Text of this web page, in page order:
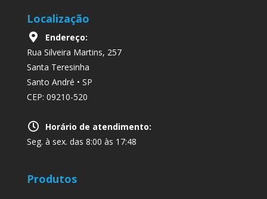
Localização
Endereço:
Rua Silveira Martins, 257
Santa Teresinha
Santo André • SP
CEP: 09210-520
Horário de atendimento:
Seg. à sex. das 8:00 às 17:48
Produtos